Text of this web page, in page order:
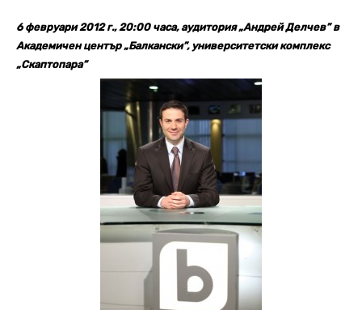
6 февруари 2012 г., 20:00 часа, аудитория „Андрей Делчев” в
Академичен център „Балкански”, университетски комплекс
„Скаптопара”